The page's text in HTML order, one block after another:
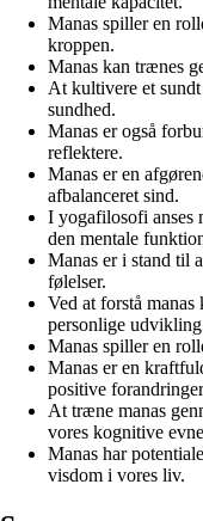
Manas spiller en
kroppen.
Manas kan trænes
At kultivere et
sundhed.
Manas er også
reflektere.
Manas er en
afbalanceret sind.
I yogafilosofi anses
den mentale
Manas er i stand til
følelser.
Ved at forstå
personlige
Manas spiller en
Manas er en
positive
At træne manas
vores kognitive
Manas har
visdom i vores liv.